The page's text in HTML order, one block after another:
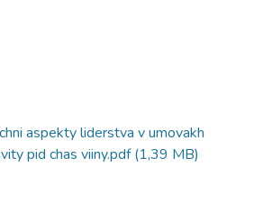
aspekty liderstva v umovakh
pid chas viiny.pdf(1,39 MB)